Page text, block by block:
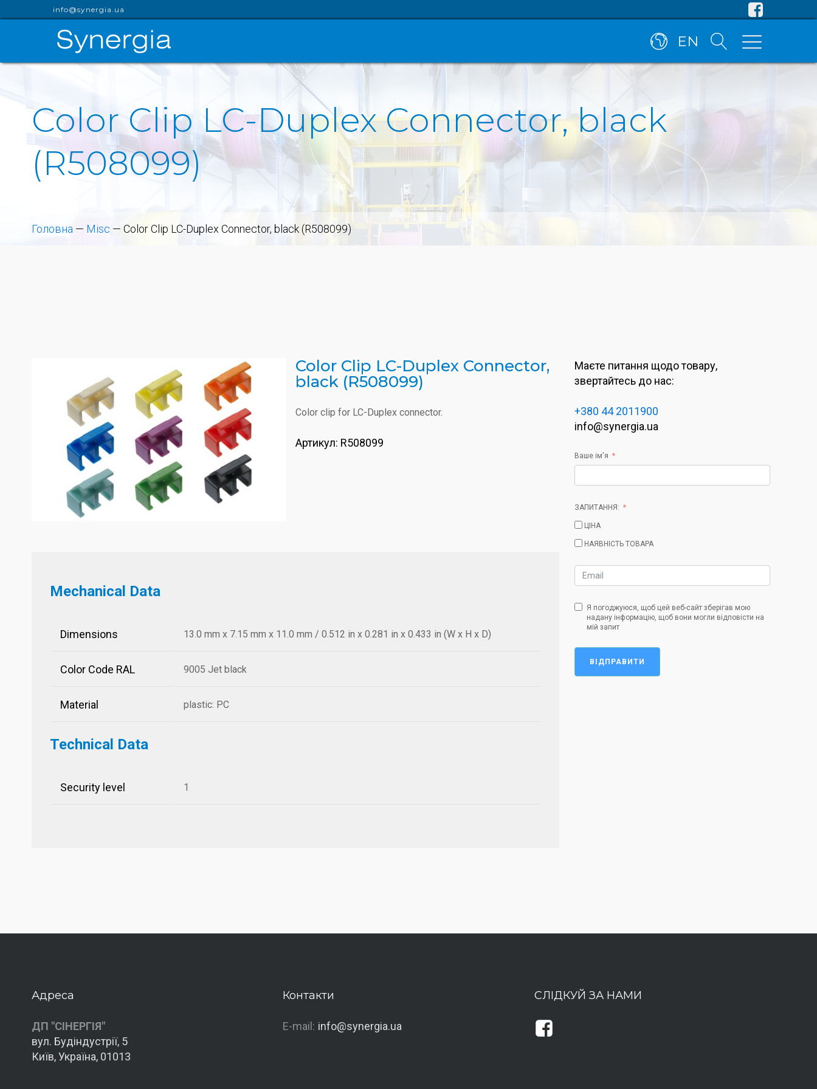
info@synergia.ua
EN
Color Clip LC-Duplex Connector, black
(R508099)
Головна — Misc — Color Clip LC-Duplex Connector, black (R508099)
Color Clip LC-Duplex Connector,
black (R508099)
Color clip for LC-Duplex connector.
Артикул: R508099
Mechanical Data
Dimensions 13.0 mm x 7.15 mm x 11.0 mm / 0.512 in x 0.281 in x 0.433 in (W x H x D)
Color Code RAL 9005 Jet black
Material plastic: PC
Technical Data
Security level 1
Маєте питання щодо товару,
звертайтесь до нас:
+380 44 2011900
info@synergia.ua
Ваше ім'я
ЗАПИТАННЯ:
ЦІНА
НАЯВНІСТЬ ТОВАРА
Я погоджуюся, щоб цей веб-сайт зберігав мою
надану інформацію, щоб вони могли відповісти на
мій запит
ВІДПРАВИТИ
Адреса
ДП "СІНЕРГІЯ"
вул. Будіндустрії, 5
Київ, Україна, 01013
Контакти
E-mail: info@synergia.ua
СЛІДКУЙ ЗА НАМИ